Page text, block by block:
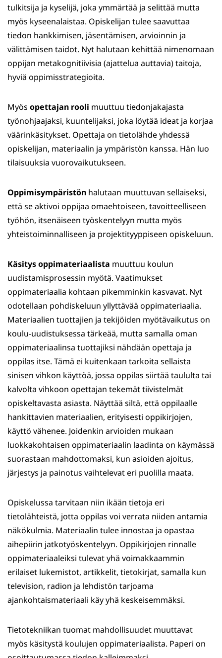
tulkitsija ja kyselijä, joka ymmärtää ja selittää mutta
myös kyseenalaistaa. Opiskelijan tulee saavuttaa
tiedon hankkimisen, jäsentämisen, arvioinnin ja
välittämisen taidot. Nyt halutaan kehittää nimenomaan
oppijan metakognitiivisia (ajattelua auttavia) taitoja,
hyviä oppimisstrategioita.
Myös opettajan rooli muuttuu tiedonjakajasta
työnohjaajaksi, kuuntelijaksi, joka löytää ideat ja korjaa
väärinkäsitykset. Opettaja on tietolähde yhdessä
opiskelijan, materiaalin ja ympäristön kanssa. Hän luo
tilaisuuksia vuorovaikutukseen.
Oppimisympäristön halutaan muuttuvan sellaiseksi,
että se aktivoi oppijaa omaehtoiseen, tavoitteelliseen
työhön, itsenäiseen työskentelyyn mutta myös
yhteistoiminnalliseen ja projektityyppiseen opiskeluun.
Käsitys oppimateriaalista muuttuu koulun
uudistamisprosessin myötä. Vaatimukset
oppimateriaalia kohtaan pikemminkin kasvavat. Nyt
odotellaan pohdiskeluun yllyttävää oppimateriaalia.
Materiaalien tuottajien ja tekijöiden myötävaikutus on
koulu-uudistuksessa tärkeää, mutta samalla oman
oppimateriaalinsa tuottajiksi nähdään opettaja ja
oppilas itse. Tämä ei kuitenkaan tarkoita sellaista
sinisen vihkon käyttöä, jossa oppilas siirtää taululta tai
kalvolta vihkoon opettajan tekemät tiivistelmät
opiskeltavasta asiasta. Näyttää siltä, että oppilaalle
hankittavien materiaalien, erityisesti oppikirjojen,
käyttö vähenee. Joidenkin arvioiden mukaan
luokkakohtaisen oppimateriaalin laadinta on käymässä
suorastaan mahdottomaksi, kun asioiden ajoitus,
järjestys ja painotus vaihtelevat eri puolilla maata.
Opiskelussa tarvitaan niin ikään tietoja eri
tietolähteistä, jotta oppilas voi verrata niiden antamia
näkökulmia. Materiaalin tulee innostaa ja opastaa
aihepiirin jatkotyöskentelyyn. Oppikirjojen rinnalle
oppimateriaaleiksi tulevat yhä voimakkaammin
erilaiset lukemistot, artikkelit, tietokirjat, samalla kun
television, radion ja lehdistön tarjoama
ajankohtaismateriaali käy yhä keskeisemmäksi.
Tietotekniikan tuomat mahdollisuudet muuttavat
myös käsitystä koulujen oppimateriaalista. Paperi on